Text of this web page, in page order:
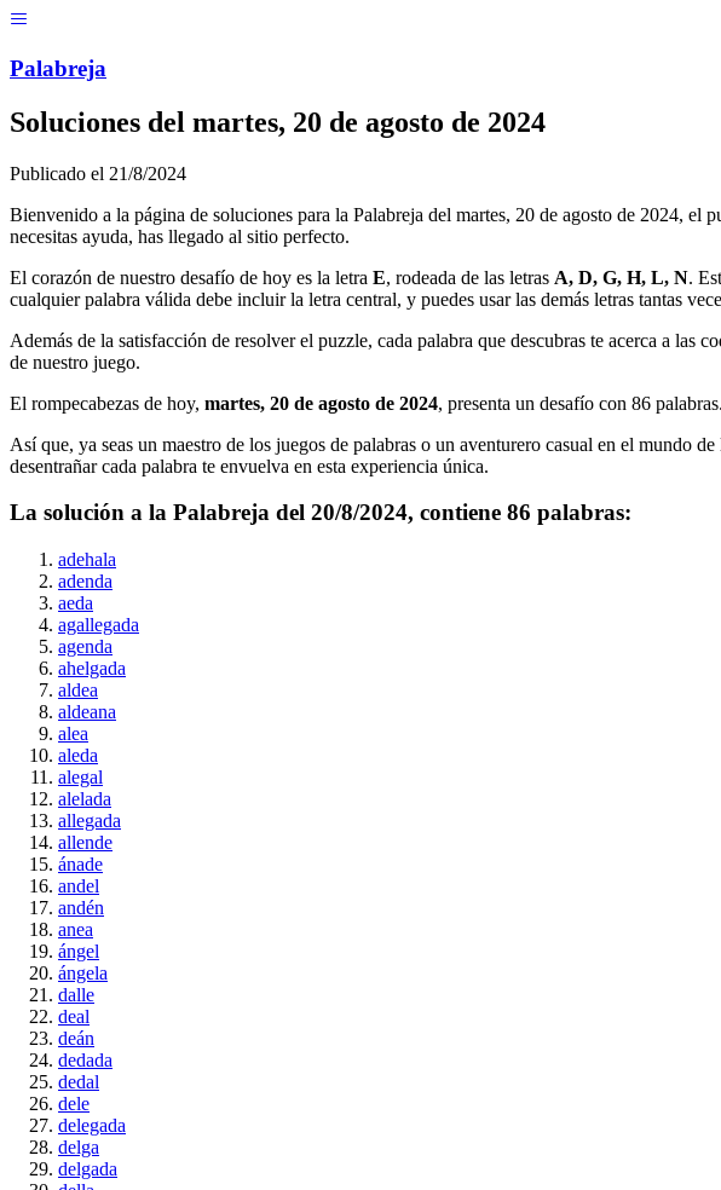
Palabreja
Soluciones del martes, 20 de agosto de 2024
Publicado el 21/8/2024
Bienvenido a la página de soluciones para la Palabreja del martes, 20 de agosto de 2024, el
necesitas ayuda, has llegado al sitio perfecto.
El corazón de nuestro desafío de hoy es la letra E, rodeada de las letras A, D, G, H, L, N.
cualquier palabra válida debe incluir la letra central, y puedes usar las demás letras tantas
Además de la satisfacción de resolver el puzzle, cada palabra que descubras te acerca a las
de nuestro juego.
El rompecabezas de hoy, martes, 20 de agosto de 2024, presenta un desafío con 86
Así que, ya seas un maestro de los juegos de palabras o un aventurero casual en el mundo
desentrañar cada palabra te envuelva en esta experiencia única.
La solución a la Palabreja del 20/8/2024, contiene 86 palabras:
adehala
adenda
aeda
agallegada
agenda
ahelgada
aldea
aldeana
alea
aleda
alegal
alelada
allegada
allende
ánade
andel
andén
anea
ángel
ángela
dalle
deal
deán
dedada
dedal
dele
delegada
delga
delgada